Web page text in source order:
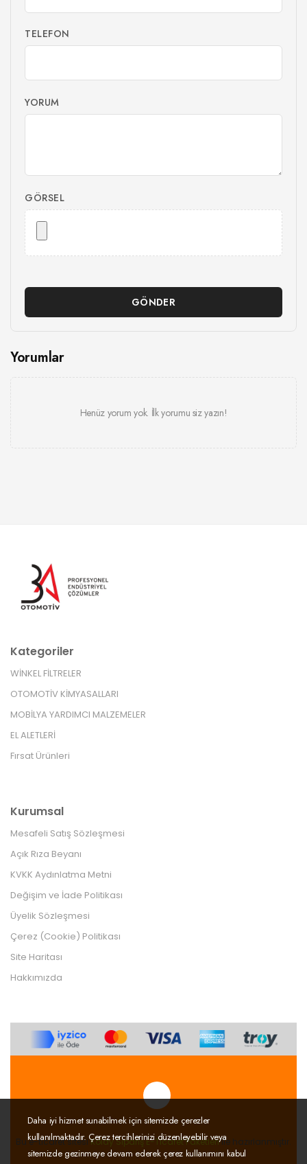
Tek Tıkla Ödeme Kolaylığı
7/24 Canlı Destek
%100 Sorunsuz Alışveriş
TELEFON
YORUM
GÖRSEL
GÖNDER
Yorumlar
Henüz yorum yok. İlk yorumu siz yazın!
Kategoriler
WİNKEL FİLTRELER
OTOMOTİV KİMYASALLARI
MOBİLYA YARDIMCI MALZEMELER
EL ALETLERİ
Fırsat Ürünleri
Kurumsal
Mesafeli Satış Sözleşmesi
Açık Rıza Beyanı
KVKK Aydınlatma Metni
Değişim ve İade Politikası
Üyelik Sözleşmesi
Çerez (Cookie) Politikası
Site Haritası
Hakkımızda
Bu e-ticaret sitesiKolay Sipariş E-Ticaret Paketleriile hazırlanmıştır.
Daha iyi hizmet sunabilmek için sitemizde çerezler
kullanılmaktadır. Çerez tercihlerinizi düzenleyebilir veya
sitemizde gezinmeye devam ederek çerez kullanımını kabul